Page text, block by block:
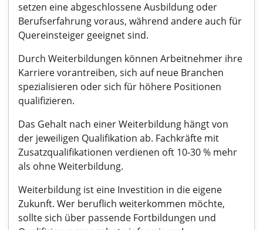
setzen eine abgeschlossene Ausbildung oder
Berufserfahrung voraus, während andere auch für
Quereinsteiger geeignet sind.
Durch Weiterbildungen können Arbeitnehmer ihre
Karriere vorantreiben, sich auf neue Branchen
spezialisieren oder sich für höhere Positionen
qualifizieren.
Das Gehalt nach einer Weiterbildung hängt von
der jeweiligen Qualifikation ab. Fachkräfte mit
Zusatzqualifikationen verdienen oft 10-30 % mehr
als ohne Weiterbildung.
Weiterbildung ist eine Investition in die eigene
Zukunft. Wer beruflich weiterkommen möchte,
sollte sich über passende Fortbildungen und